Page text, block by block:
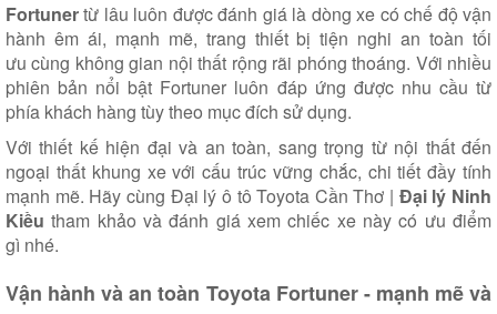
Fortunertừ lâu luôn được đánh giá là dòng xe có chế độ vận
hành êm ái, mạnh mẽ, trang thiết bị tiện nghi an toàn tối
ưu cùng không gian nội thất rộng rãi phóng thoáng. Với nhiều
phiên bản nổi bật Fortuner luôn đáp ứng được nhu cầu từ
phía khách hàng tùy theo mục đích sử dụng.
Với thiết kế hiện đại và an toàn, sang trọng từ nội thất đến
ngoại thất khung xe với cấu trúc vững chắc, chi tiết đầy tính
mạnh mẽ. Hãy cùng Đại lý ô tô Toyota Cần Thơ | Đại lý Ninh
Kiều tham khảo và đánh giá xem chiếc xe này có ưu điểm
gì nhé.
Vận hành và an toàn Toyota Fortuner - mạnh mẽ và